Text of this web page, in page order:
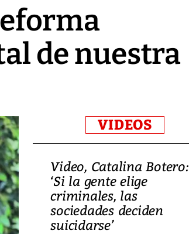
de nuestra
VIDEOS
Video, Catalina Botero:
‘Si la gente elige
criminales, las
sociedades deciden
suicidarse’